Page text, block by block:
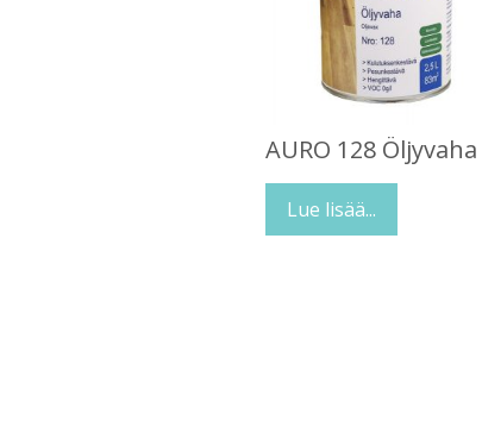
AURO 128 Öljyvaha
Lue lisää...